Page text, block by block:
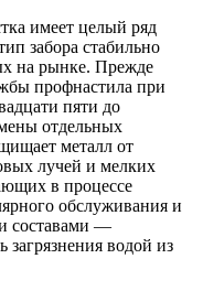
имеет целый ряд
забора стабильно
на рынке. Прежде
профнастила при
пяти до
отдельных
металл от
лучей и мелких
в процессе
обслуживания и
составами —
загрязнения водой из